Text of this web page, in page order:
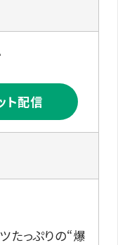
ト配信
たっぷりの“爆